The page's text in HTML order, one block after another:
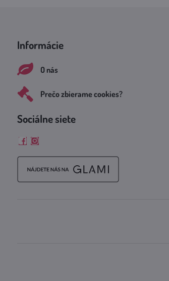
Informácie
O nás
Prečo zbierame cookies?
Sociálne siete
FacebookInstagram